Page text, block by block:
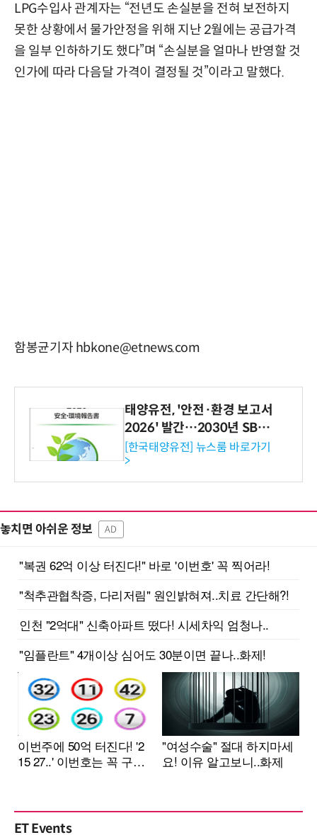
LPG수입사 관계자는 “전년도 손실분을 전혀 보전하지
못한 상황에서 물가안정을 위해 지난 2월에는 공급가격
을 일부 인하하기도 했다”며 “손실분을 얼마나 반영할 것
인가에 따라 다음달 가격이 결정될 것”이라고 말했다.
함봉균기자 hbkone@etnews.com
태양유전, '안전·환경 보고서
2026' 발간…2030년 SBT
수준 온실가스 감축 추진
[한국태양유전] 뉴스룸 바로가기
>
놓치면 아쉬운 정보 AD
ET Events